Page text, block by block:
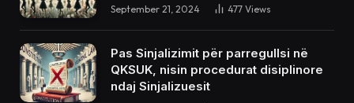
September 21, 2024 477 Views
Pas Sinjalizimit për parregullsi në
QKSUK, nisin procedurat disiplinore
ndaj Sinjalizuesit